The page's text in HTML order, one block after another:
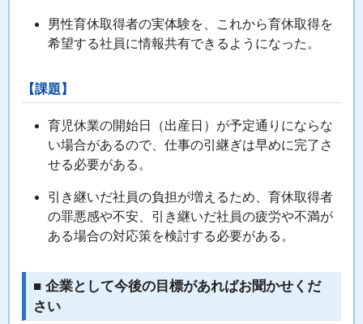
男性育休取得者の実体験を、これから育休取得を
希望する社員に情報共有できるようになった。
【課題】
育児休業の開始日（出産日）が予定通りにならな
い場合があるので、仕事の引継ぎは早めに完了さ
せる必要がある。
引き継いだ社員の負担が増えるため、育休取得者
の罪悪感や不安、引き継いだ社員の疲労や不満が
ある場合の対応策を検討する必要がある。
■ 企業として今後の目標があればお聞かせくだ
さい